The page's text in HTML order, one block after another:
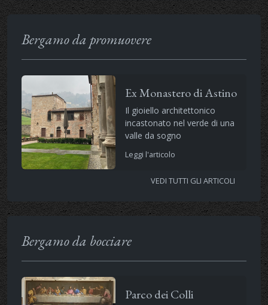
Bergamo da promuovere
Ex Monastero di Astino
Il gioiello architettonico
incastonato nel verde di una
valle da sogno
Leggi l'articolo
VEDI TUTTI GLI ARTICOLI
Bergamo da bocciare
Parco dei Colli